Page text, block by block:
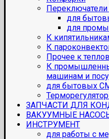
для
для
К
К
Прочее к
К
машинам и
для бытовых
ЗАПЧАСТИ ДЛЯ
ВАКУУМНЫЕ
ИНСТРУМЕНТ
для работы с